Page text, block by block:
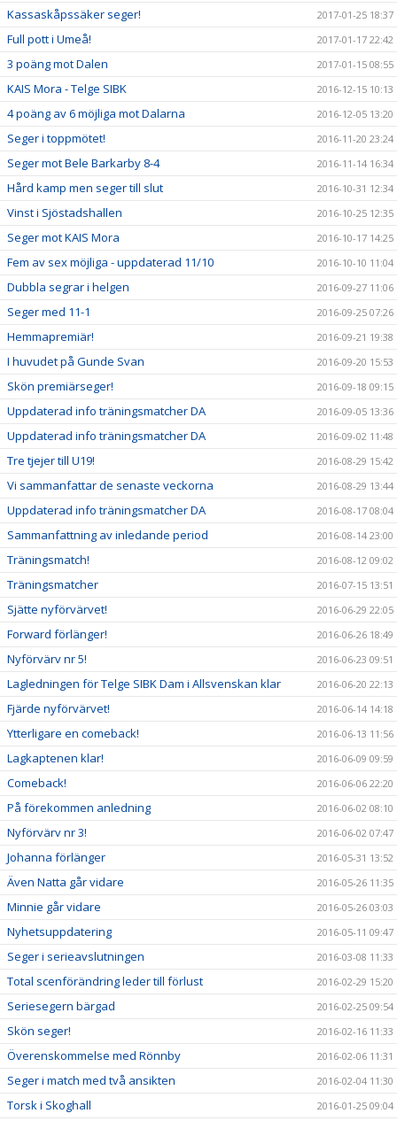
Kassaskåpssäker seger! 2017-01-25 18:37
Full pott i Umeå! 2017-01-17 22:42
3 poäng mot Dalen 2017-01-15 08:55
KAIS Mora - Telge SIBK 2016-12-15 10:13
4 poäng av 6 möjliga mot Dalarna 2016-12-05 13:20
Seger i toppmötet! 2016-11-20 23:24
Seger mot Bele Barkarby 8-4 2016-11-14 16:34
Hård kamp men seger till slut 2016-10-31 12:34
Vinst i Sjöstadshallen 2016-10-25 12:35
Seger mot KAIS Mora 2016-10-17 14:25
Fem av sex möjliga - uppdaterad 11/10 2016-10-10 11:04
Dubbla segrar i helgen 2016-09-27 11:06
Seger med 11-1 2016-09-25 07:26
Hemmapremiär! 2016-09-21 19:38
I huvudet på Gunde Svan 2016-09-20 15:53
Skön premiärseger! 2016-09-18 09:15
Uppdaterad info träningsmatcher DA 2016-09-05 13:36
Uppdaterad info träningsmatcher DA 2016-09-02 11:48
Tre tjejer till U19! 2016-08-29 15:42
Vi sammanfattar de senaste veckorna 2016-08-29 13:44
Uppdaterad info träningsmatcher DA 2016-08-17 08:04
Sammanfattning av inledande period 2016-08-14 23:00
Träningsmatch! 2016-08-12 09:02
Träningsmatcher 2016-07-15 13:51
Sjätte nyförvärvet! 2016-06-29 22:05
Forward förlänger! 2016-06-26 18:49
Nyförvärv nr 5! 2016-06-23 09:51
Lagledningen för Telge SIBK Dam i Allsvenskan klar 2016-06-20 22:13
Fjärde nyförvärvet! 2016-06-14 14:18
Ytterligare en comeback! 2016-06-13 11:56
Lagkaptenen klar! 2016-06-09 09:59
Comeback! 2016-06-06 22:20
På förekommen anledning 2016-06-02 08:10
Nyförvärv nr 3! 2016-06-02 07:47
Johanna förlänger 2016-05-31 13:52
Även Natta går vidare 2016-05-26 11:35
Minnie går vidare 2016-05-26 03:03
Nyhetsuppdatering 2016-05-11 09:47
Seger i serieavslutningen 2016-03-08 11:33
Total scenförändring leder till förlust 2016-02-29 15:20
Seriesegern bärgad 2016-02-25 09:54
Skön seger! 2016-02-16 11:33
Överenskommelse med Rönnby 2016-02-06 11:31
Seger i match med två ansikten 2016-02-04 11:30
Torsk i Skoghall 2016-01-25 09:04